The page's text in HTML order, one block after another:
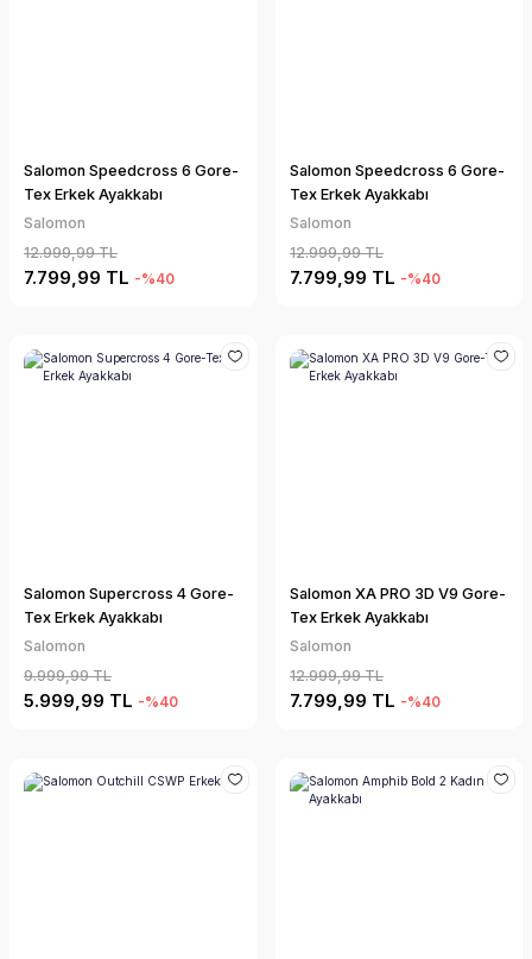
Salomon Speedcross 6 Gore-
Tex Erkek Ayakkabı
Salomon
12.999,99 TL
7.799,99 TL -%40
Salomon Speedcross 6 Gore-
Tex Erkek Ayakkabı
Salomon
12.999,99 TL
7.799,99 TL -%40
Salomon Supercross 4 Gore-
Tex Erkek Ayakkabı
Salomon
9.999,99 TL
5.999,99 TL -%40
Salomon XA PRO 3D V9 Gore-
Tex Erkek Ayakkabı
Salomon
12.999,99 TL
7.799,99 TL -%40